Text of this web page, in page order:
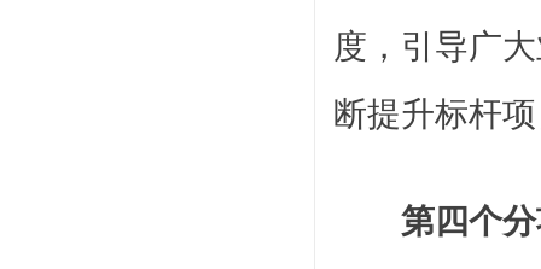
度，引导广
断提升标杆
第四个